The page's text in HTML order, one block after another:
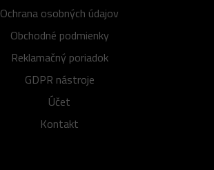
Ochrana osobných údajov
Obchodné podmienky
Reklamačný poriadok
GDPR nástroje
Účet
Kontakt